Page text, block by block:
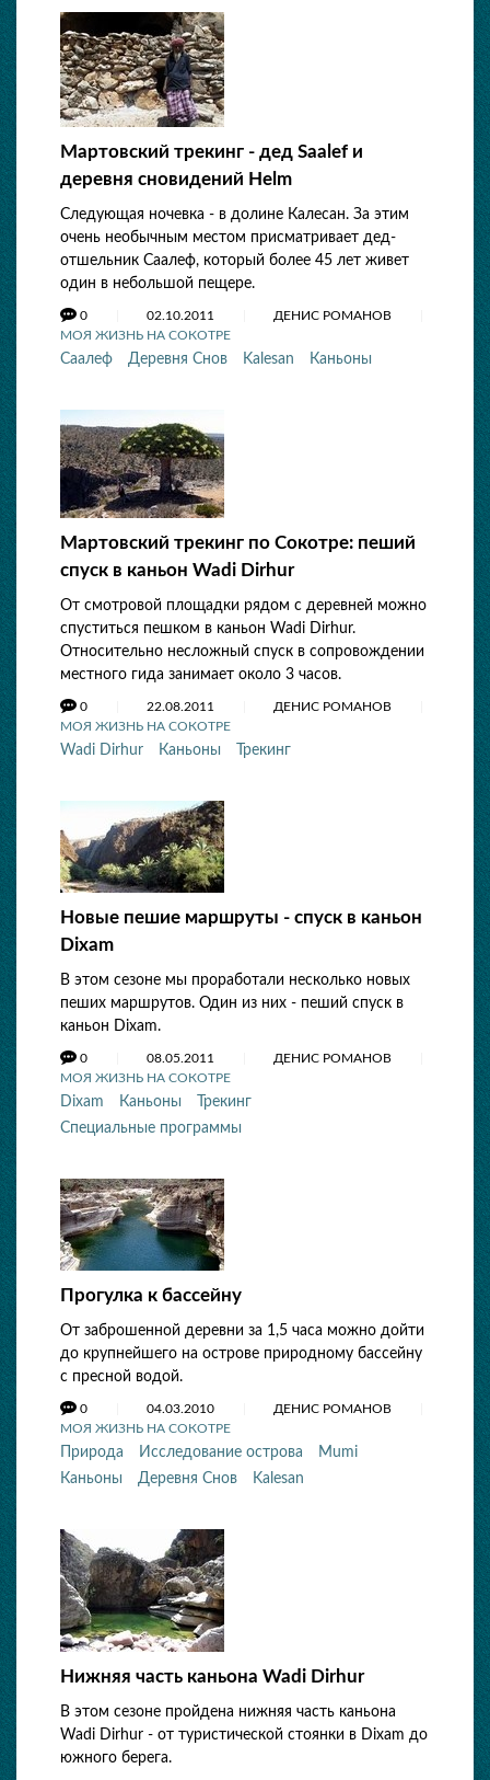
Мартовский трекинг - дед Saalef и
деревня сновидений Helm
Следующая ночевка - в долине Калесан. За этим
очень необычным местом присматривает дед-
отшельник Саалеф, который более 45 лет живет
один в небольшой пещере.
0 02.10.2011
ДЕНИС РОМАНОВ
МОЯ ЖИЗНЬ НА СОКОТРЕ
Саалеф Деревня Снов Kalesan Каньоны
Мартовский трекинг по Сокотре: пеший
спуск в каньон Wadi Dirhur
От смотровой площадки рядом с деревней можно
спуститься пешком в каньон Wadi Dirhur.
Относительно несложный спуск в сопровождении
местного гида занимает около 3 часов.
0 22.08.2011
ДЕНИС РОМАНОВ
МОЯ ЖИЗНЬ НА СОКОТРЕ
Wadi Dirhur Каньоны Трекинг
Новые пешие маршруты - спуск в каньон
Dixam
В этом сезоне мы проработали несколько новых
пеших маршрутов. Один из них - пеший спуск в
каньон Dixam.
0 08.05.2011
ДЕНИС РОМАНОВ
МОЯ ЖИЗНЬ НА СОКОТРЕ
Dixam Каньоны
Трекинг
Специальные программы
Прогулка к бассейну
От заброшенной деревни за 1,5 часа можно дойти
до крупнейшего на острове природному бассейну
с пресной водой.
0 04.03.2010
ДЕНИС РОМАНОВ
МОЯ ЖИЗНЬ НА СОКОТРЕ
Природа Исследование острова
Mumi
Каньоны
Деревня Снов Kalesan
Нижняя часть каньона Wadi Dirhur
В этом сезоне пройдена нижняя часть каньона
Wadi Dirhur - от туристической стоянки в Dixam до
южного берега.